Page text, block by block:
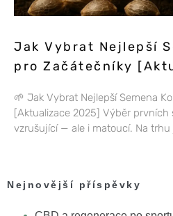
Jak Vybrat Nejlepší
pro Začátečníky
🌱 Jak Vybrat Nejlepší Semena
[Aktualizace 2025] Výběr prvních
vzrušující — ale i matoucí. Na
Nejnovější příspěvky